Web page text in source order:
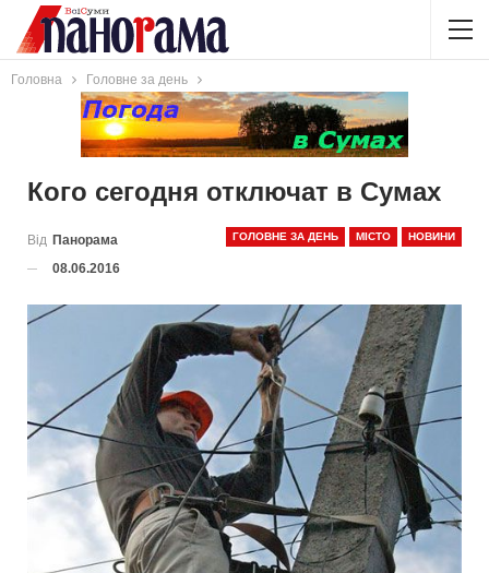
Головна Головне за день
Кого сегодня отключат в Сумах
ГОЛОВНЕ ЗА ДЕНЬ МІСТО НОВИНИ
Від Панорама
08.06.2016